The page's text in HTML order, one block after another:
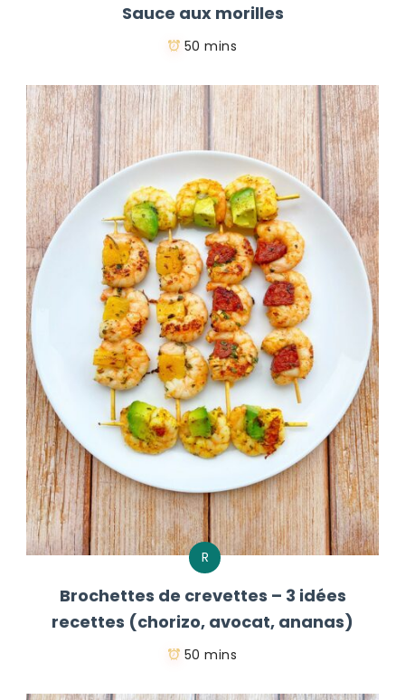
Sauce aux morilles
50 mins
R
Brochettes de crevettes – 3 idées
recettes (chorizo, avocat, ananas)
50 mins